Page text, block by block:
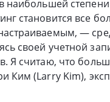
наибольшей
становится все
—
своей учетной
Я считаю, что
Ким (Larry Kim),